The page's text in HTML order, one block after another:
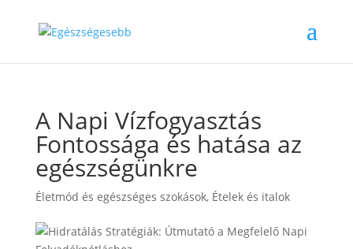
A Napi Vízfogyasztás
Fontossága és hatása az
egészségünkre
Életmód és egészséges szokások, Ételek és italok